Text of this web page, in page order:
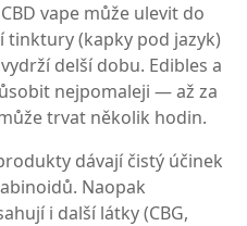
vape může ulevit do
tinktury (kapky pod jazyk)
delší dobu. Edibles a
nejpomaleji — až za
trvat několik hodin.
dávají čistý účinek
Naopak
i další látky (CBG,